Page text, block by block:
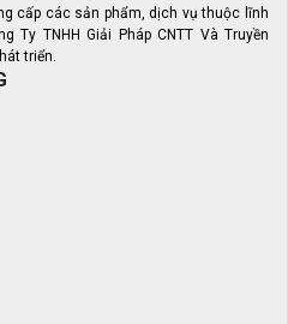
cấp các sản phẩm, dịch vụ thuộc lĩnh
Ty TNHH Giải Pháp CNTT Và Truyền
triển.